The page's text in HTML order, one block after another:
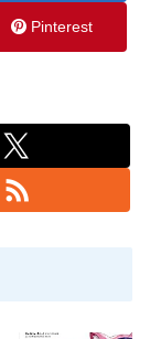
Pinterest